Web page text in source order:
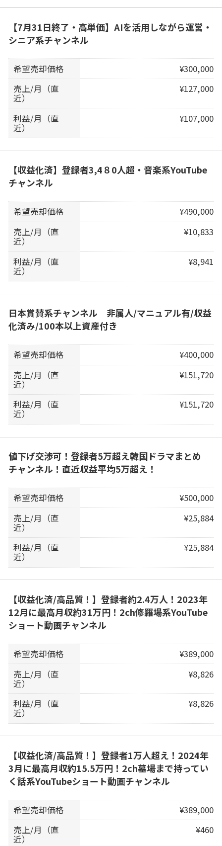
【7月31日終了・高単価】AIを活用しながら運営・
シニア系チャンネル
希望売却価格
¥300,000
売上/月（直
近）
¥127,000
利益/月（直
近）
¥107,000
【収益化済】登録者3,4８0人超・音楽系YouTube
チャンネル
希望売却価格
¥490,000
売上/月（直
近）
¥10,833
利益/月（直
近）
¥8,941
日本賞賛系チャンネル 非属人/マニュアル有/収益
化済み/100本以上資産付き
希望売却価格
¥400,000
売上/月（直
近）
¥151,720
利益/月（直
近）
¥151,720
値下げ交渉可！登録者5万超え韓国ドラマまとめ
チャンネル！直近収益平均5万超え！
希望売却価格
¥500,000
売上/月（直
近）
¥25,884
利益/月（直
近）
¥25,884
【収益化済/高品質！】登録者約2.4万人！2023年
12月に最高月収約31万円！2ch修羅場系YouTube
ショート動画チャンネル
希望売却価格
¥389,000
売上/月（直
近）
¥8,826
利益/月（直
近）
¥8,826
【収益化済/高品質！】登録者1万人超え！2024年
3月に最高月収約15.5万円！2ch墓場まで持ってい
く話系YouTubeショート動画チャンネル
希望売却価格
¥389,000
売上/月（直
近）
¥460